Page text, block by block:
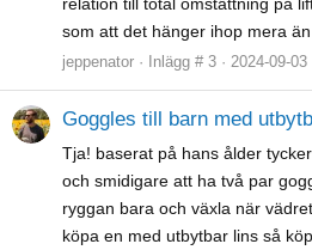
som att det hänger ihop mera
jeppenator Inlägg # 3 2024-09-03
Goggles till barn med
Tja! baserat på hans ålder
och smidigare att ha två par
ryggan bara och växla när
köpa en med utbytbar lins så